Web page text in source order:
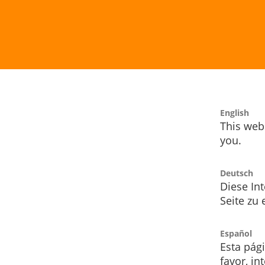
English
This
you.
Deutsch
Diese
Seite zu
Español
Esta
favor,